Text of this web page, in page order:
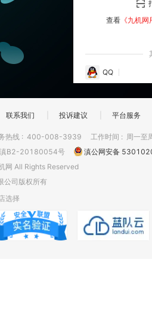
QQ
查看 《九机
联系我们 投诉建议 平台服务
热线 : 400-008-3939 工作时间 : 周一至
滇B2-20180054号
滇公网安备
All Rights Reserved
公司版权所有
选择